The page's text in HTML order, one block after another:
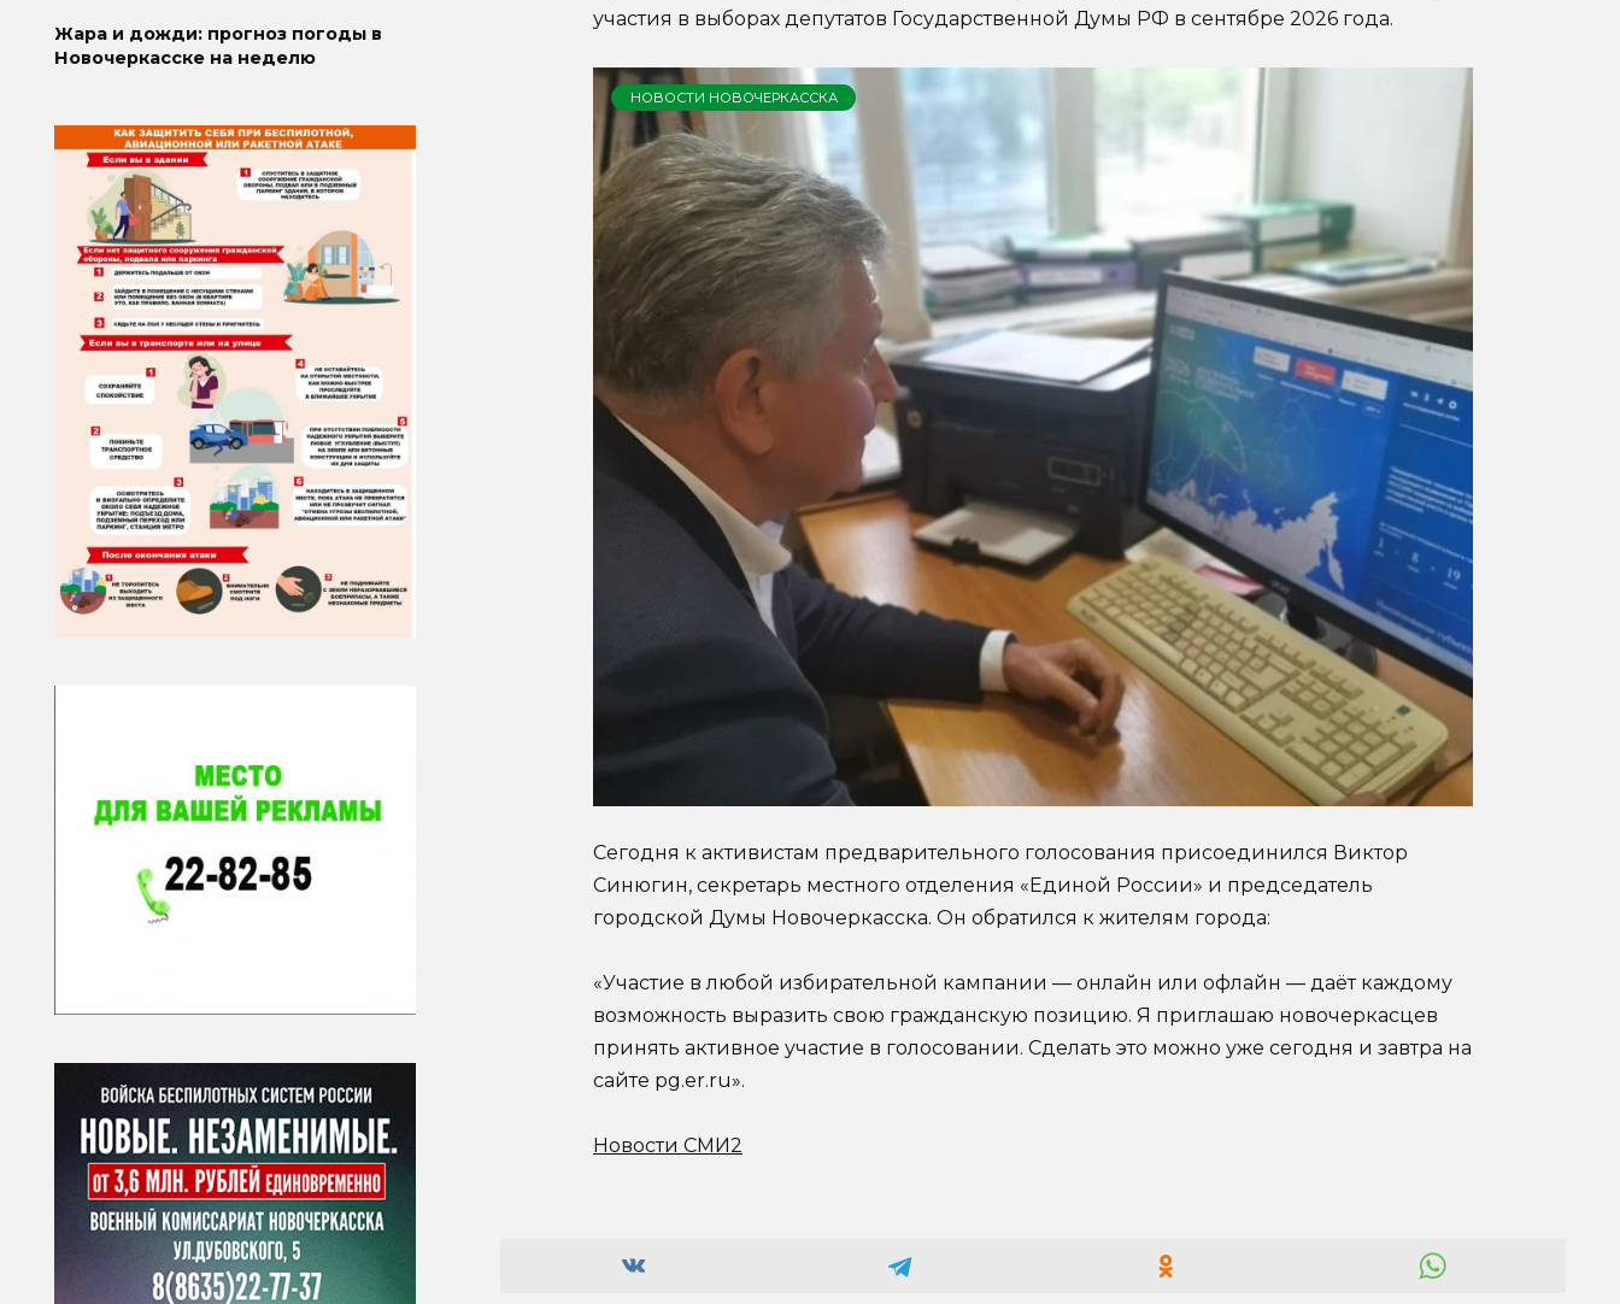
участия в выборах депутатов Государственной Думы РФ в сентябре 2026 года.
НОВОСТИ НОВОЧЕРКАССКА
Сегодня к активистам предварительного голосования присоединился Виктор
Синюгин, секретарь местного отделения «Единой России» и председатель
городской Думы Новочеркасска. Он обратился к жителям города:
«Участие в любой избирательной кампании — онлайн или офлайн — даёт каждому
возможность выразить свою гражданскую позицию. Я приглашаю новочеркасцев
принять активное участие в голосовании. Сделать это можно уже сегодня и завтра на
сайте pg.er.ru».
Новости СМИ2
Жара и дожди: прогноз погоды в
Новочеркасске на неделю